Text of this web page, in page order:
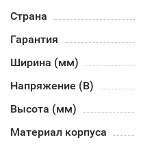
Страна
Гарантия
Ширина (мм)
Напряжение (В)
Высота (мм)
Материал корпуса